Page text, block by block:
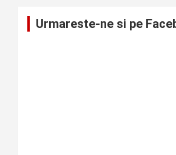
Urmareste-ne si pe